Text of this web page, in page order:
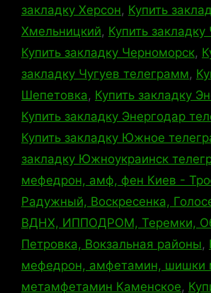
закладку Херсон, Купить
Хмельницкий, Купить
Купить закладку Черноморск,
закладку Чугуев телеграмм,
Шепетовка, Купить закладку
Купить закладку Энергодар
Купить закладку Южное
закладку Южноукраинск
мефедрон, амф, фен Киев -
Радужный, Воскресенка,
ВДНХ, ИППОДРОМ, Теремки,
Петровка, Вокзальная районы,
мефедрон, амфетамин, шишки
метамфетамин Каменское,